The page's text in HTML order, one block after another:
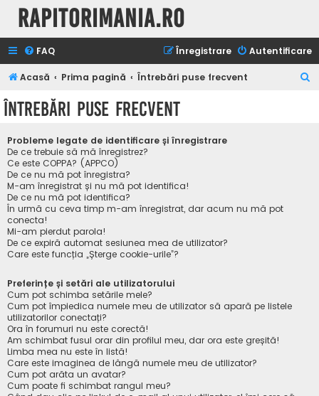
Rapitorimania.ro
FAQ Autentificare
Înregistrare
Acasă Prima pagină Întrebări puse frecvent
Întrebări puse frecvent
Probleme legate de identificare și înregistrare
De ce trebuie să mă înregistrez?
Ce este COPPA? (APPCO)
De ce nu mă pot înregistra?
M-am înregistrat și nu mă pot identifica!
De ce nu mă pot identifica?
În urmă cu ceva timp m-am înregistrat, dar acum nu mă pot
conecta!
Mi-am pierdut parola!
De ce expiră automat sesiunea mea de utilizator?
Care este funcția „Șterge cookie-urile”?
Preferințe și setări ale utilizatorului
Cum pot schimba setările mele?
Cum pot împiedica numele meu de utilizator să apară pe listele
utilizatorilor conectați?
Ora în forumuri nu este corectă!
Am schimbat fusul orar din profilul meu, dar ora este greșită!
Limba mea nu este în listă!
Care este imaginea de lângă numele meu de utilizator?
Cum pot arăta un avatar?
Cum poate fi schimbat rangul meu?